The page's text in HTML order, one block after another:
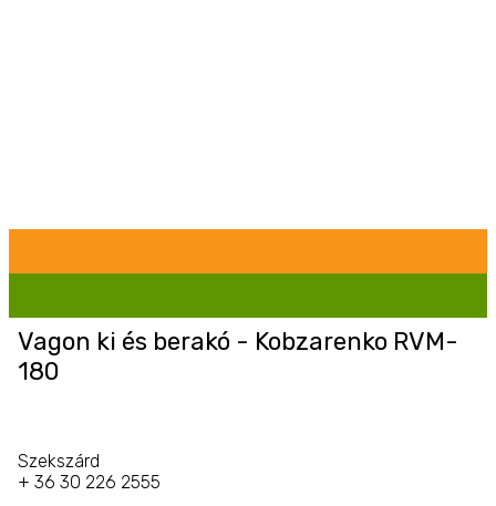
Vagon ki és berakó - Kobzarenko RVM-
180
Szekszárd
+ 36 30 226 2555